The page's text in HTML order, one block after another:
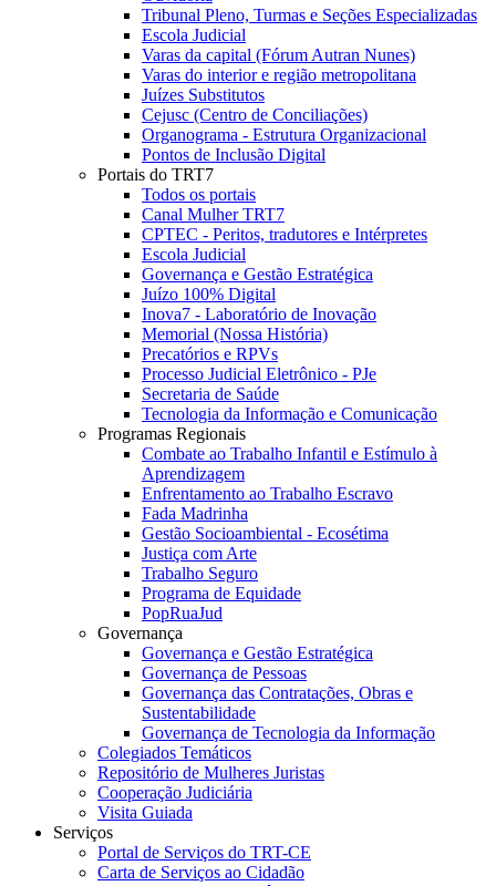
Tribunal Pleno, Turmas e Seções Especializadas
Escola Judicial
Varas da capital (Fórum Autran Nunes)
Varas do interior e região metropolitana
Juízes Substitutos
Cejusc (Centro de Conciliações)
Organograma - Estrutura Organizacional
Pontos de Inclusão Digital
Portais do TRT7
Todos os portais
Canal Mulher TRT7
CPTEC - Peritos, tradutores e Intérpretes
Escola Judicial
Governança e Gestão Estratégica
Juízo 100% Digital
Inova7 - Laboratório de Inovação
Memorial (Nossa História)
Precatórios e RPVs
Processo Judicial Eletrônico - PJe
Secretaria de Saúde
Tecnologia da Informação e Comunicação
Programas Regionais
Combate ao Trabalho Infantil e Estímulo à
Aprendizagem
Enfrentamento ao Trabalho Escravo
Fada Madrinha
Gestão Socioambiental - Ecosétima
Justiça com Arte
Trabalho Seguro
Programa de Equidade
PopRuaJud
Governança
Governança e Gestão Estratégica
Governança de Pessoas
Governança das Contratações, Obras e
Sustentabilidade
Governança de Tecnologia da Informação
Colegiados Temáticos
Repositório de Mulheres Juristas
Cooperação Judiciária
Visita Guiada
Serviços
Portal de Serviços do TRT-CE
Carta de Serviços ao Cidadão